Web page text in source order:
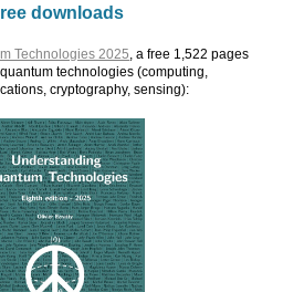
downloads
Technologies 2025 , a free 1,522 pages
technologies (computing,
cryptography, sensing):